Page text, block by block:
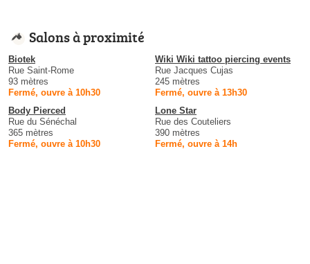
Salons à proximité
Biotek
Rue Saint-Rome
93 mètres
Fermé, ouvre à 10h30
Wiki Wiki tattoo piercing events
Rue Jacques Cujas
245 mètres
Fermé, ouvre à 13h30
Body Pierced
Rue du Sénéchal
365 mètres
Fermé, ouvre à 10h30
Lone Star
Rue des Couteliers
390 mètres
Fermé, ouvre à 14h